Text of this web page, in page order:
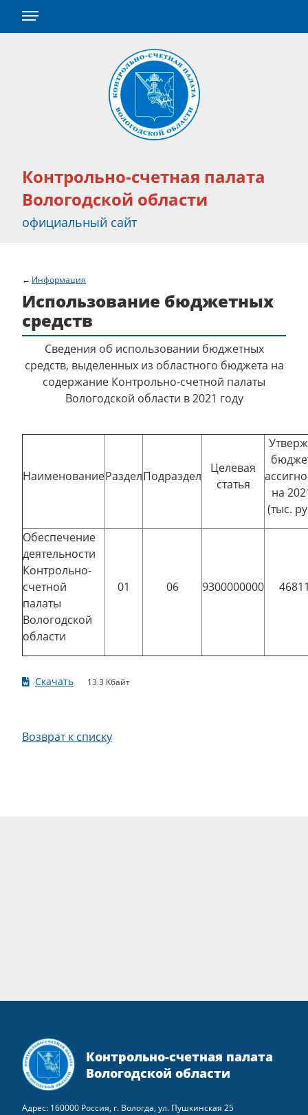
Контрольно-счетная палата
Вологодской области
официальный сайт
Информация
Использование бюджетных
средств
Сведения об использовании бюджетных
средств, выделенных из областного бюджета на
содержание Контрольно-счетной палаты
Вологодской области в 2021 году
НаименованиеРазделПодраздел
Целевая
статья
на
(тыс.
Обеспечение
деятельности
Контрольно-
счетной
палаты
Вологодской
области
01 06 9300000000
Скачать 13.3 Кбайт
Возврат к списку
Контрольно-счетная палата
Вологодской области
Адрес: 160000 Россия, г. Вологда, ул. Пушкинская 25